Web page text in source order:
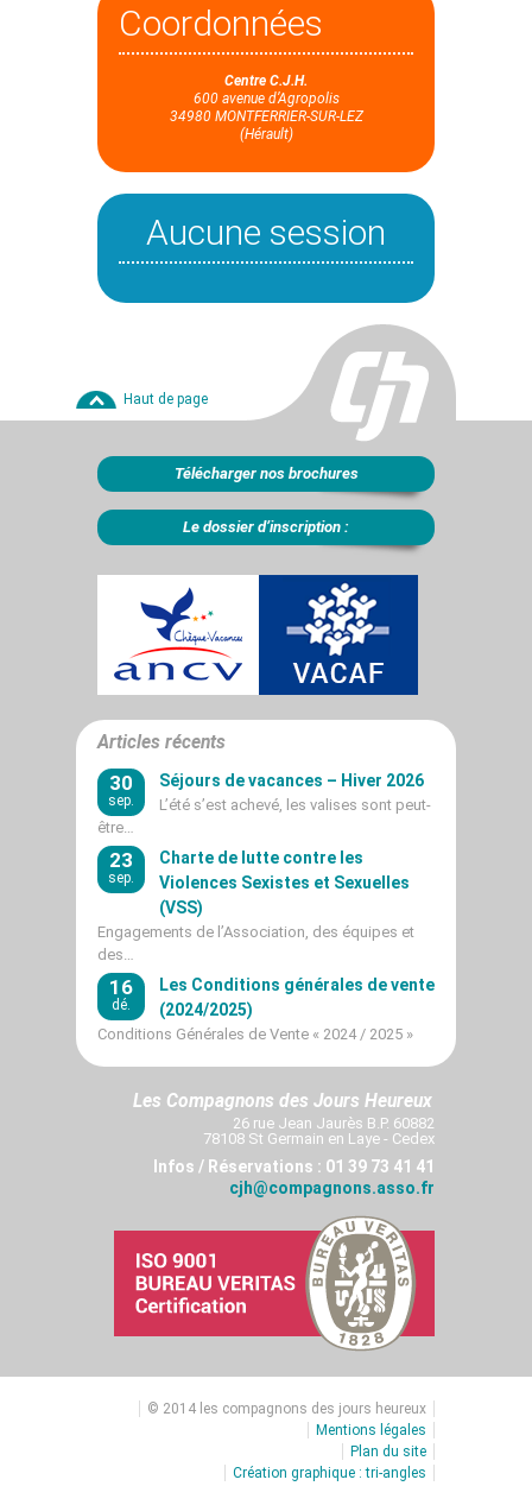
Coordonnées
Centre C.J.H.
600 avenue d’Agropolis
34980 MONTFERRIER-SUR-LEZ
(Hérault)
Aucune session
Haut de page
Télécharger nos brochures
Le dossier d’inscription :
Articles récents
30
sep.
Séjours de vacances – Hiver 2026
L’été s’est achevé, les valises sont peut-
être…
23
sep.
Charte de lutte contre les
Violences Sexistes et Sexuelles
(VSS)
Engagements de l’Association, des équipes et
des…
16
dé.
Les Conditions générales de vente
(2024/2025)
Conditions Générales de Vente « 2024 / 2025 »
Les Compagnons des Jours Heureux
26 rue Jean Jaurès B.P. 60882
78108 St Germain en Laye - Cedex
Infos / Réservations : 01 39 73 41 41
cjh@compagnons.asso.fr
© 2014 les compagnons des jours heureux
Mentions légales
Plan du site
Création graphique : tri-angles